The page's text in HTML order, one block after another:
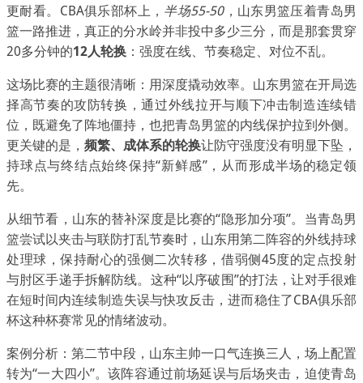
更耐看。CBA俱乐部杯上， 半场55-50，山东男篮压着青岛男
篮一路推进，真正的分水岭并非投中多少三分，而是那套贯穿
20多分钟的12人轮换 ：强度在线、节奏稳定、对位不乱。
这场比赛的主题很清晰：用深度撬动效率。山东男篮在开局选
择高节奏的攻防转换，通过外线拉开与顺下冲击制造连续错
位，既避免了阵地僵持，也把青岛男篮的内线保护拉到外侧。
更关键的是， 频繁、成体系的轮换让防守强度没有明显下坠，
持球点与终结点始终保持“新鲜感”，从而形成半场的稳定领
先。
从细节看，山东的替补深度是比赛的“隐形加分项”。当青岛男
篮尝试以夹击与联防打乱节奏时，山东用第二阵容的外线持球
处理球，保持耐心的强侧二次转移，借弱侧45度的定点投射
与肘区手递手拆解防线。这种“以序破围”的打法，让对手很难
在短时间内连续制造失误与快攻反击，进而稳住了CBA俱乐部
杯这种杯赛常见的情绪波动。
案例分析：第二节中段，山东主帅一口气连换三人，场上配置
转为“一大四小”。该阵容通过前场延误与后场夹击，迫使青岛